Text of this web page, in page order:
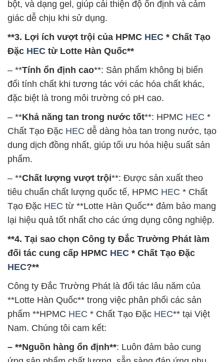
bột, và dạng gel, giúp cải thiện độ ổn định và cảm
giác dễ chịu khi sử dụng.
**3. Lợi ích vượt trội của HPMC HEC * Chất Tạo
Đặc HEC từ Lotte Hàn Quốc**
– **Tính ổn định cao**: Sản phẩm không bị biến
đổi tính chất khi tương tác với các hóa chất khác,
đặc biệt là trong môi trường có pH cao.
– **Khả năng tan trong nước tốt**: HPMC HEC *
Chất Tạo Đặc HEC dễ dàng hòa tan trong nước, tạo
dung dịch đồng nhất, giúp tối ưu hóa hiệu suất sản
phẩm.
– **Chất lượng vượt trội**: Được sản xuất theo
tiêu chuẩn chất lượng quốc tế, HPMC HEC * Chất
Tạo Đặc HEC từ **Lotte Hàn Quốc** đảm bảo mang
lại hiệu quả tốt nhất cho các ứng dụng công nghiệp.
**4. Tại sao chọn Công ty Đắc Trường Phát làm
đối tác cung cấp HPMC HEC * Chất Tạo Đặc
HEC?**
Công ty Đắc Trường Phát là đối tác lâu năm của
**Lotte Hàn Quốc** trong việc phân phối các sản
phẩm **HPMC HEC * Chất Tạo Đặc HEC** tại Việt
Nam. Chúng tôi cam kết:
– **Nguồn hàng ổn định**: Luôn đảm bảo cung